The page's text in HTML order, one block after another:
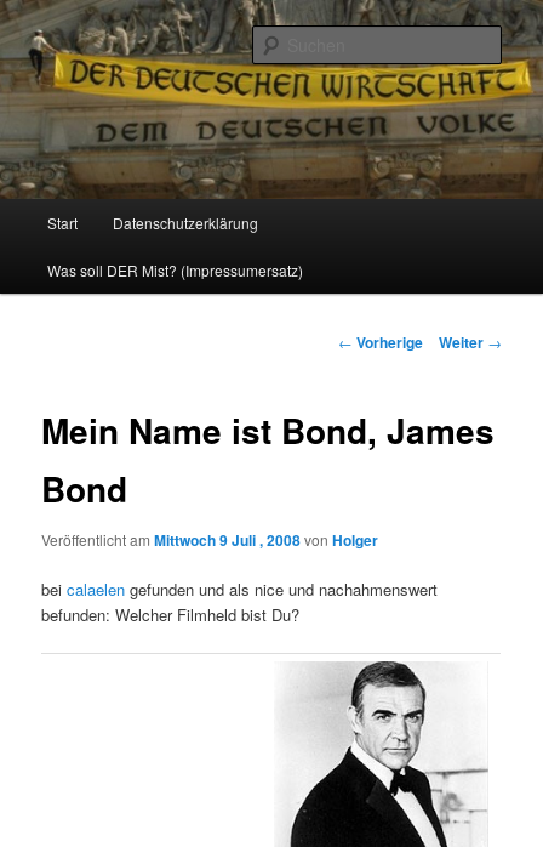
Reizzentrum
Politik, Wirtschaft, Soziales und Gesellschaft
Zum
Inhalt
Start Datenschutzerklärung
Was soll DER Mist? (Impressumersatz)
Beitrags-
← Vorherige Weiter →
Mein Name ist Bond, James
Bond
Veröffentlicht amMittwoch 9 Juli , 2008vonHolger
beicalaelen gefunden und als nice und nachahmenswert
befunden: Welcher Filmheld bist Du?